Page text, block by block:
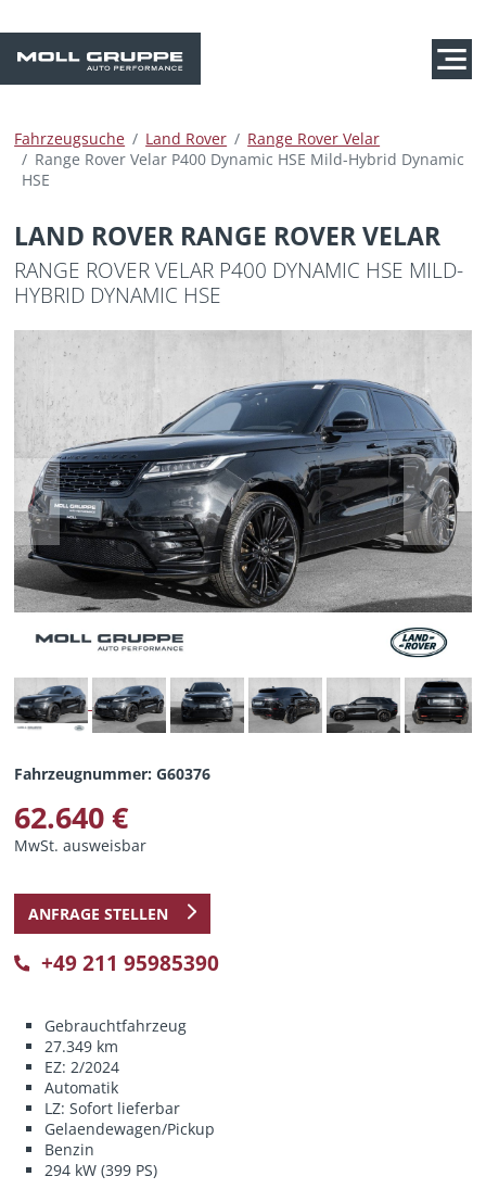
Fahrzeugsuche Land Rover
Range Rover Velar
Range Rover Velar P400 Dynamic HSE Mild-Hybrid Dynamic
HSE
LAND ROVER RANGE ROVER VELAR
RANGE ROVER VELAR P400 DYNAMIC HSE MILD-
HYBRID DYNAMIC HSE
Previous Next
Fahrzeugnummer: G60376
62.640 €
MwSt. ausweisbar
ANFRAGE STELLEN
+49 211 95985390
Gebrauchtfahrzeug
27.349 km
EZ: 2/2024
Automatik
LZ: Sofort lieferbar
Gelaendewagen/Pickup
Benzin
294 kW (399 PS)